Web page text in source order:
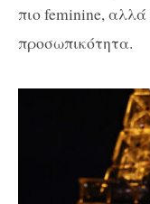
πιο feminine,
προσωπικότητα.